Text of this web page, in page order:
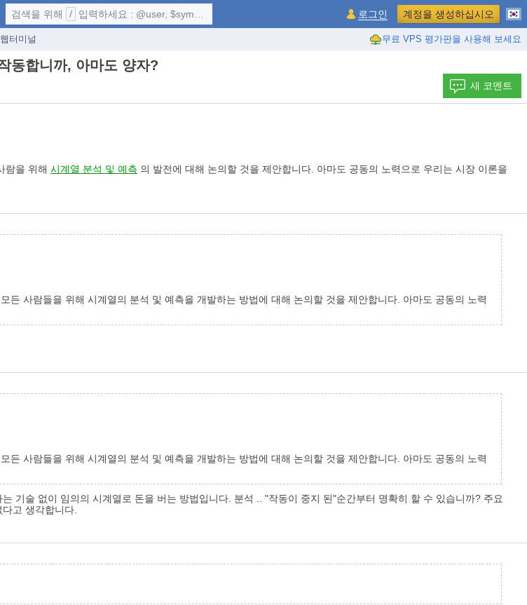
웹터미널 무료 VPS 평가판을 사용해 보세요
검색을 위해 / 입력하세요 : @user, $symbol, ... 로그인 계정을 생성하십시오
동합니까, 아마도 양자?
새 코멘트
람을 위해 시계열 분석 및 예측 의 발전에 대해 논의할 것을 제안합니다. 아마도 공동의 노력으로 우리는 시장 이론을
든 사람들을 위해 시계열의 분석 및 예측을 개발하는 방법에 대해 논의할 것을 제안합니다. 아마도 공동의 노력
든 사람들을 위해 시계열의 분석 및 예측을 개발하는 방법에 대해 논의할 것을 제안합니다. 아마도 공동의 노력
기술 없이 임의의 시계열로 돈을 버는 방법입니다. 분석 .. "작동이 중지 된"순간부터 명확히 할 수 있습니까? 주요
고 생각합니다.